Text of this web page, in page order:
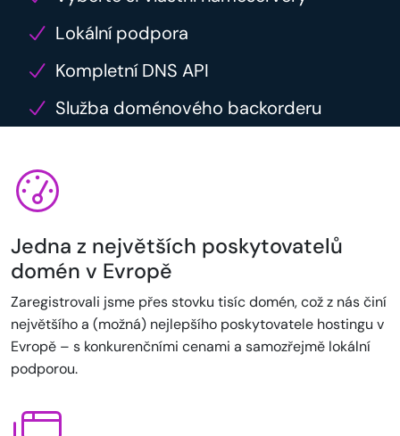
Lokální podpora
Kompletní DNS API
Služba doménového backorderu
Jedna z největších poskytovatelů
domén v Evropě
Zaregistrovali jsme přes stovku tisíc domén, což z nás činí
největšího a (možná) nejlepšího poskytovatele hostingu v
Evropě – s konkurenčními cenami a samozřejmě lokální
podporou.